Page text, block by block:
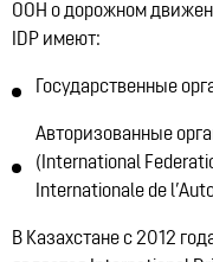
ООН о дорожном
IDP имеют:
Государственные
Авторизованные
(International
Internationale de
В Казахстане с 2012